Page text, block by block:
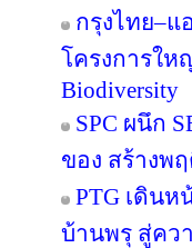
กรุงไทย–
โครงการให
Biodiversity
SPC ผนึก
ของ สร้างพ
PTG เดิน
บ้านพรุ สู่คว